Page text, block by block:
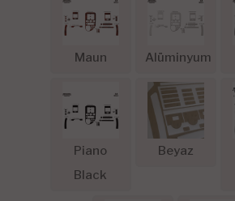
Maun Alüminyum
Piano
Black
Beyaz